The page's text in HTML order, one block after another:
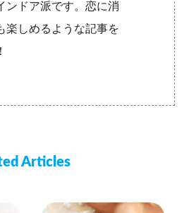
ンドア派です。恋に消
楽しめるような記事を
Articles